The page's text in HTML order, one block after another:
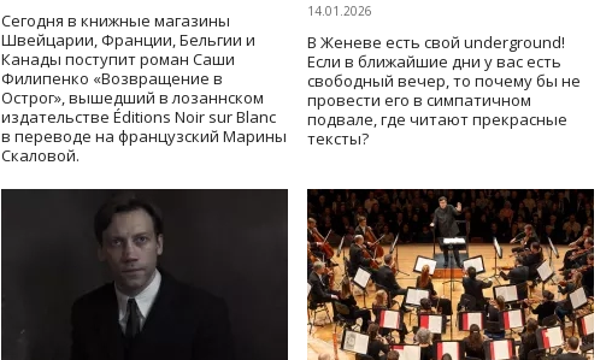
Сегодня в книжные магазины
Швейцарии, Франции, Бельгии и
Канады поступит роман Саши
Филипенко «Возвращение в
Острог», вышедший в лозаннском
издательстве Éditions Noir sur Blanc
в переводе на французский Марины
Скаловой.
14.01.2026
В Женеве есть свой underground!
Если в ближайшие дни у вас есть
свободный вечер, то почему бы не
провести его в симпатичном
подвале, где читают прекрасные
тексты?